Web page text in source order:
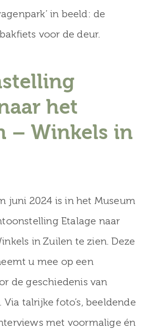
in beeld: de
voor de deur.
het
– Winkels in
juni 2024 is in het Museum
Etalage naar
in Zuilen te zien. Deze
u mee op een
de geschiedenis van
talrijke foto’s, beeldende
met voormalige én